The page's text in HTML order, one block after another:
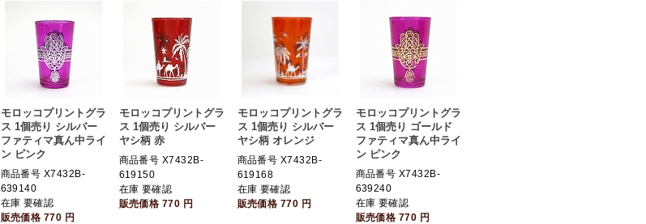
モロッコプリントグラ
ス 1個売り シルバー
ファティマ真ん中ライ
ン ピンク
商品番号 X7432B-
639140
在庫 要確認
販売価格 770 円
モロッコプリントグラ
ス 1個売り シルバー
ヤシ柄 赤
商品番号 X7432B-
619150
在庫 要確認
販売価格 770 円
モロッコプリントグラ
ス 1個売り シルバー
ヤシ柄 オレンジ
商品番号 X7432B-
619168
在庫 要確認
販売価格 770 円
モロッコプリントグラ
ス 1個売り ゴールド
ファティマ真ん中ライ
ン ピンク
商品番号 X7432B-
639240
在庫 要確認
販売価格 770 円